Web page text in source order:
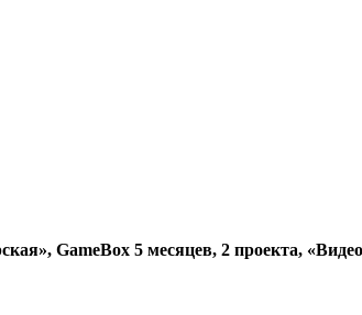
GameBox 5 месяцев, 2 проекта,